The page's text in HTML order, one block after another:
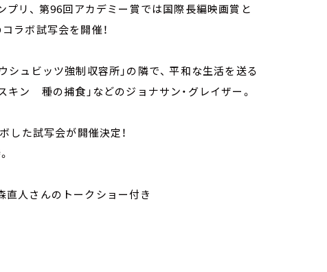
リ、 第96回アカデミー賞では国際長編映画賞と
ラボ試写会を開催！
シュビッツ強制収容所」の隣で、 平和な生活を送る
キン 種の捕食」などのジョナサン・グレイザー。
した試写会が開催決定！
直人さんのトークショー付き